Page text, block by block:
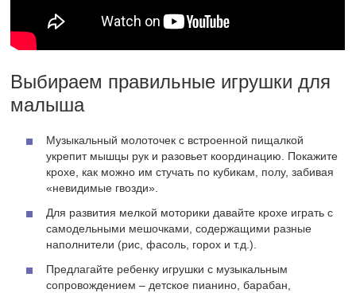
Выбираем правильные игрушки для
малыша
Музыкальный молоточек с встроенной пищалкой
укрепит мышцы рук и разовьет координацию. Покажите
крохе, как можно им стучать по кубикам, полу, забивая
«невидимые гвозди».
Для развития мелкой моторики давайте крохе играть с
самодельными мешочками, содержащими разные
наполнители (рис, фасоль, горох и т.д.).
Предлагайте ребенку игрушки с музыкальным
сопровождением – детское пианино, барабан,